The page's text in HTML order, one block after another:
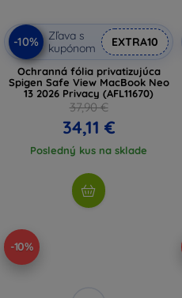
-10%
Zľava s
kupónom
EXTRA10
Ochranná fólia privatizujúca
Spigen Safe View MacBook Neo
13 2026 Privacy (AFL11670)
37,90 €
34,11 €
Posledný kus na sklade
-10%